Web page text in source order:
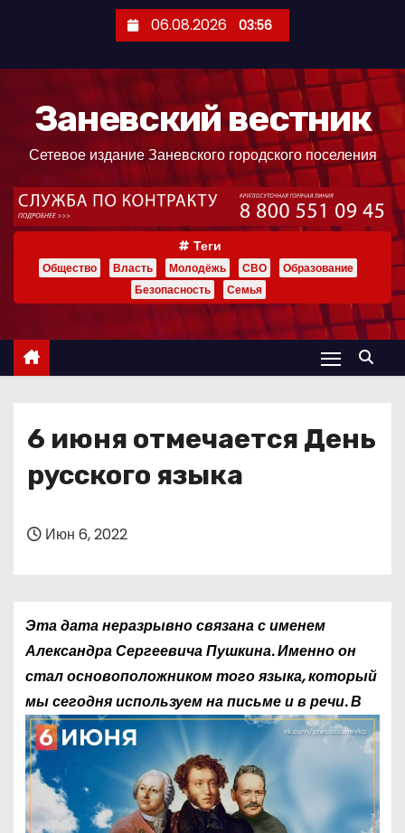
ж
06.08.2026 03:56
Заневский вестник
Сетевое издание Заневского городского поселения
Теги
Общество Власть Молодёжь СВО
Образование
Безопасность
Семья
6 июня отмечается День
русского языка
Июн 6, 2022
Эта дата неразрывно связана с именем
Александра Сергеевича Пушкина. Именно он
стал основоположником того языка, который
мы сегодняиспользуем на письме и в речи. В